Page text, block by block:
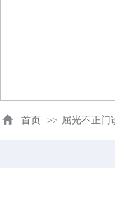
首页 >> 屈光不正门